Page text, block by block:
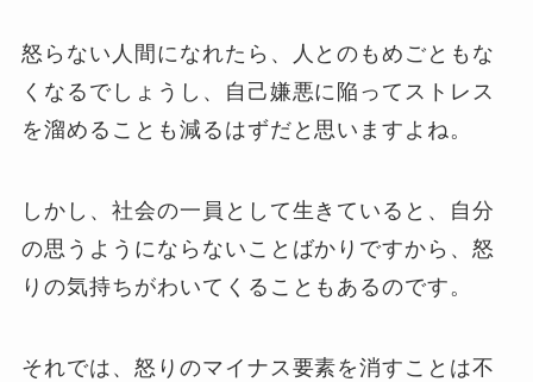
怒らない人間になれたら、人とのもめごともな
くなるでしょうし、自己嫌悪に陥ってストレス
を溜めることも減るはずだと思いますよね。
しかし、社会の一員として生きていると、自分
の思うようにならないことばかりですから、怒
りの気持ちがわいてくることもあるのです。
それでは、怒りのマイナス要素を消すことは不